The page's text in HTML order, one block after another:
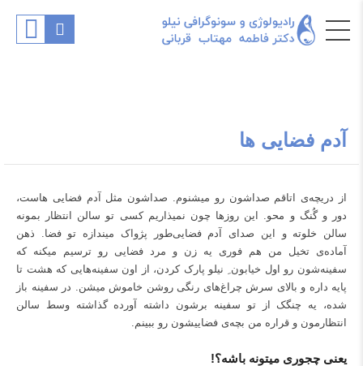
آدم فضایی ها
از دریچه‌ی اتاقم صداشون رو میشنوم. صداشون مثل آدم فضایی هاست،
دور و گُنگ و محو. این روزها چون نمیذاریم کسی تو سالن انتظار بمونه
سالن خلوته و این صدای آدم فضایی‌طور پژواک میندازه تو فضا. ذهن
آماده‌ی تخیل من هم فوری یه زن و مرد فضایی رو ترسیم میکنه که
سفینه‌شون رو اول خیابون ِ نیلو پارک کردن، از اون سفینه‌هایی که هشت تا
پایه داره و بالای سرش چراغ‌های رنگی روشن خاموش میشن. در سفینه باز
شده، یه چنگک از تو سفینه برشون داشته آورده گذاشته وسط سالن
انتظارمون و قراره من بچه‌ی فضاییشون رو ببینم.
یعنی چجوری میتونه باشه؟!